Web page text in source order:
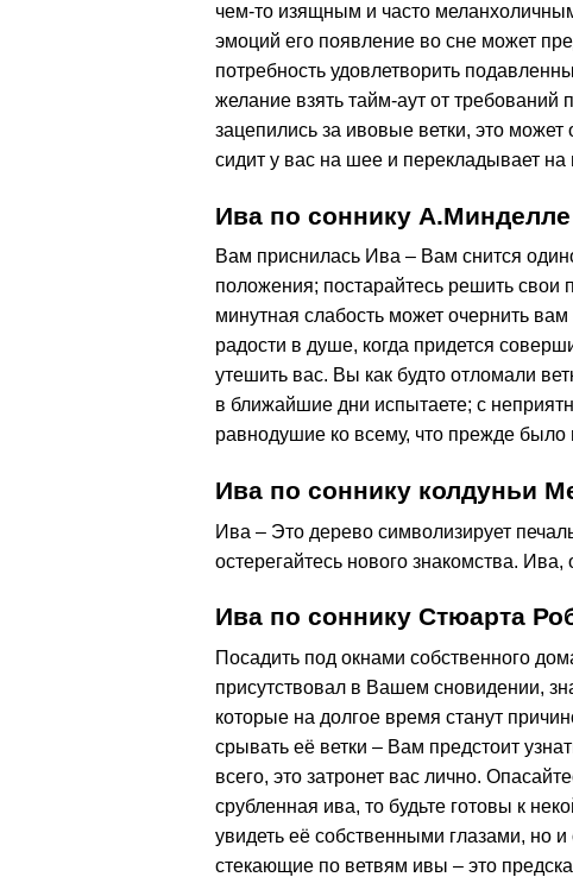
чем-то изящным и часто
эмоций его появление во сне может
потребность удовлетворить
желание взять тайм-аут от
зацепились за ивовые ветки, это может
сидит у вас на шее и перекладывает на
Ива по соннику А.Минделле
Вам приснилась Ива – Вам снится
положения; постарайтесь решить
минутная слабость может очернить
радости в душе, когда придется
утешить вас. Вы как будто отломали
в ближайшие дни испытаете; с
равнодушие ко всему, что прежде было
Ива по соннику колдуньи
Ива – Это дерево символизирует
остерегайтесь нового знакомства.
Ива по соннику Стюарта
Посадить под окнами собственного
присутствовал в Вашем сновидении,
которые на долгое время станут
срывать её ветки – Вам предстоит
всего, это затронет вас лично.
срубленная ива, то будьте готовы к
увидеть её собственными глазами, но
стекающие по ветвям ивы – это